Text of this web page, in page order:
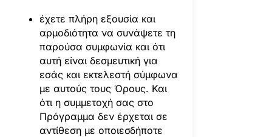
έχετε πλήρη εξουσία και
αρμοδιότητα να συνάψετε τη
παρούσα συμφωνία και ότι
αυτή είναι δεσμευτική για
εσάς και εκτελεστή σύμφωνα
με αυτούς τους Όρους. Και
ότι η συμμετοχή σας στο
Πρόγραμμα δεν έρχεται σε
αντίθεση με οποιεσδήποτε